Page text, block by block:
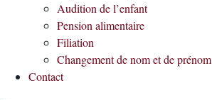
Audition de l’enfant
Pension alimentaire
Filiation
Changement de nom et de prénom
Contact